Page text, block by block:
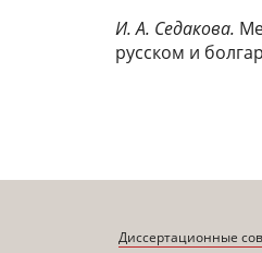
И. А. Седакова.
русском и
Диссертационные